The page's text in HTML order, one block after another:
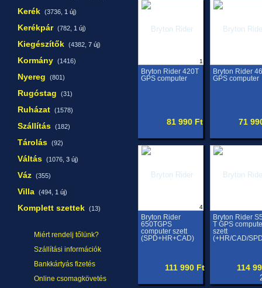
Kerék (3736, 1 új)
Kerékpár (782, 1 új)
Kiegészítők (4382, 7 új)
Kormány (1416)
Nyereg (801)
Rugóstag (31)
Ruházat (1578)
Szállítás (182)
Tárolás (92)
Váltás (1076, 3 új)
Váz (355)
Villa (494, 1 új)
Komplett szettek (13)
Miért rendelj tőlünk?
Szállítási információk
Bankkártyás fizetés
Online csomagkövetés
1
Bryton Rider 420T
GPS computer
81 990 Ft
Bryton Rider
GPS computer
71
4
Bryton Rider
650TGPS
computer szett
(SPD+HR+CAD)
111 990 Ft
Bryton Rider
T GPS
szett
(+HR/CAD/
114